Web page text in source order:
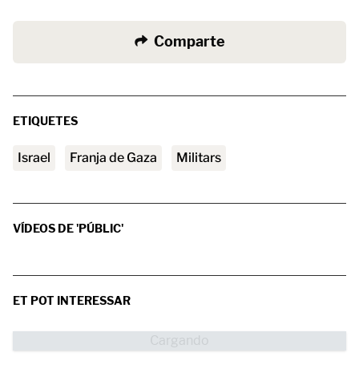
Comparte
ETIQUETES
Israel franja de Gaza militars
VÍDEOS DE 'PÚBLIC'
ET POT INTERESSAR